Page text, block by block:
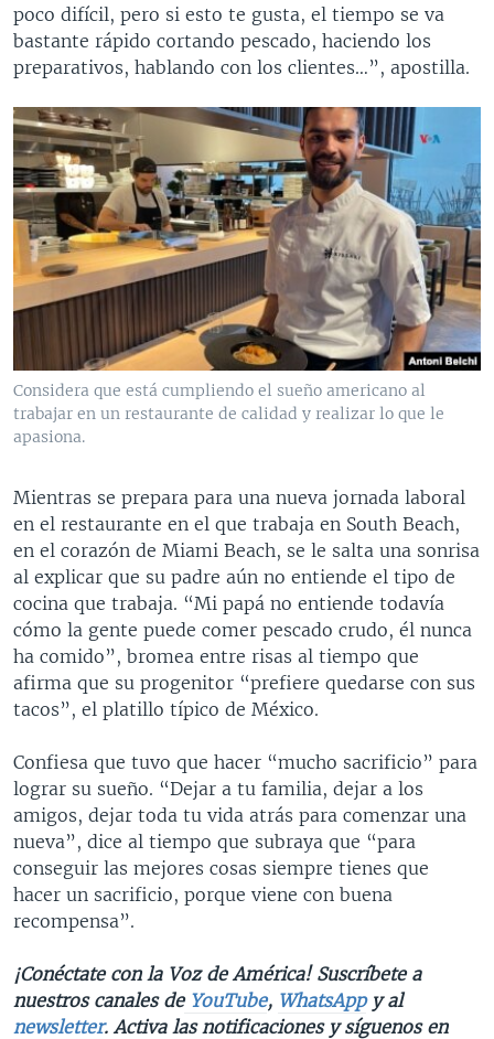
poco difícil, pero si esto te gusta, el tiempo se va
bastante rápido cortando pescado, haciendo los
preparativos, hablando con los clientes…”, apostilla.
Considera que está cumpliendo el sueño americano al
trabajar en un restaurante de calidad y realizar lo que le
apasiona.
Mientras se prepara para una nueva jornada laboral
en el restaurante en el que trabaja en South Beach,
en el corazón de Miami Beach, se le salta una sonrisa
al explicar que su padre aún no entiende el tipo de
cocina que trabaja. “Mi papá no entiende todavía
cómo la gente puede comer pescado crudo, él nunca
ha comido”, bromea entre risas al tiempo que
afirma que su progenitor “prefiere quedarse con sus
tacos”, el platillo típico de México.
Confiesa que tuvo que hacer “mucho sacrificio” para
lograr su sueño. “Dejar a tu familia, dejar a los
amigos, dejar toda tu vida atrás para comenzar una
nueva”, dice al tiempo que subraya que “para
conseguir las mejores cosas siempre tienes que
hacer un sacrificio, porque viene con buena
recompensa”.
¡Conéctate con la Voz de América! Suscríbete a
nuestros canales deYouTube, WhatsAppy al
newsletter. Activa las notificaciones y síguenos en